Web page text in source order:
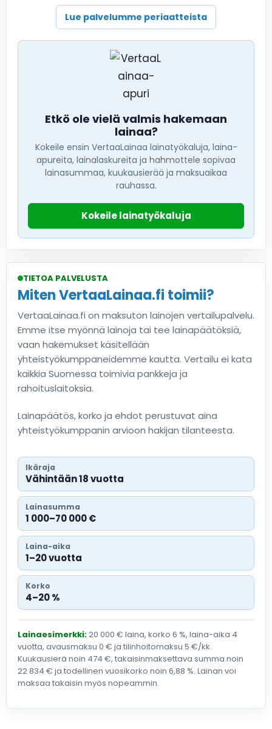
Lue palvelumme periaatteista
Etkö ole vielä valmis hakemaan
lainaa?
Kokeile ensin VertaaLainaa lainatyökaluja, laina-
apureita, lainalaskureita ja hahmottele sopivaa
lainasummaa, kuukausierää ja maksuaikaa
rauhassa.
Kokeile lainatyökaluja
TIETOA PALVELUSTA
Miten VertaaLainaa.fi toimii?
VertaaLainaa.fi on maksuton lainojen vertailupalvelu.
Emme itse myönnä lainoja tai tee lainapäätöksiä,
vaan hakemukset käsitellään
yhteistyökumppaneidemme kautta. Vertailu ei kata
kaikkia Suomessa toimivia pankkeja ja
rahoituslaitoksia.
Lainapäätös, korko ja ehdot perustuvat aina
yhteistyökumppanin arvioon hakijan tilanteesta.
Ikäraja
Vähintään 18 vuotta
Lainasumma
1 000–70 000 €
Laina-aika
1–20 vuotta
Korko
4–20 %
Lainaesimerkki:20 000 € laina, korko 6 %, laina-aika 4
vuotta, avausmaksu 0 € ja tilinhoitomaksu 5 €/kk.
Kuukausierä noin 474 €, takaisinmaksettava summa noin
22 834 € ja todellinen vuosikorko noin 6,88 %. Lainan voi
maksaa takaisin myös nopeammin.